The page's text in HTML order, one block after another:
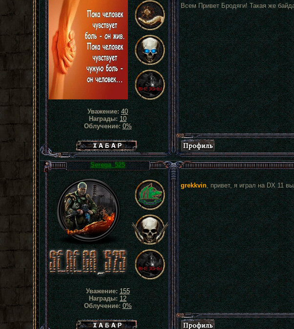
Всем Привет Бродяги! Такая же
Уважение: 40
Награды: 10
Облучение:0%
Хабар сталкера
grekkvin, привет, я играл на DX 11
Serega_525
Уважение:155
Награды: 12
Облучение:0%
Хабар сталкера